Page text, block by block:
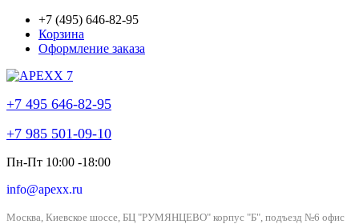
+7 (495) 646-82-95
Корзина
Оформление заказа
+7 495 646-82-95
+7 985 501-09-10
Пн-Пт 10:00 -18:00
info@apexx.ru
Москва, Киевское шоссе, БЦ "РУМЯНЦЕВО" корпус "Б", подъезд №6 офис